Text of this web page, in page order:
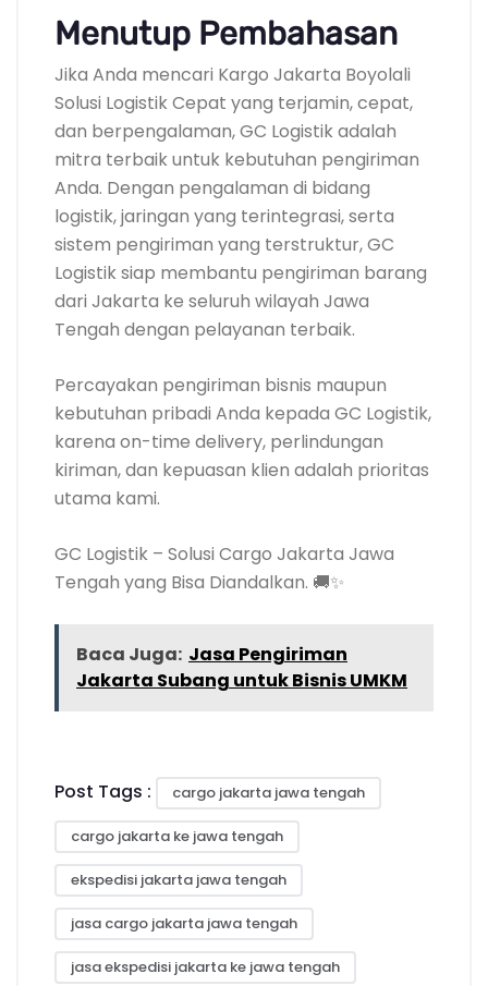
Menutup Pembahasan
Jika Anda mencari Kargo Jakarta Boyolali
Solusi Logistik Cepat yang terjamin, cepat,
dan berpengalaman, GC Logistik adalah
mitra terbaik untuk kebutuhan pengiriman
Anda. Dengan pengalaman di bidang
logistik, jaringan yang terintegrasi, serta
sistem pengiriman yang terstruktur, GC
Logistik siap membantu pengiriman barang
dari Jakarta ke seluruh wilayah Jawa
Tengah dengan pelayanan terbaik.
Percayakan pengiriman bisnis maupun
kebutuhan pribadi Anda kepada GC Logistik,
karena on-time delivery, perlindungan
kiriman, dan kepuasan klien adalah prioritas
utama kami.
GC Logistik – Solusi Cargo Jakarta Jawa
Tengah yang Bisa Diandalkan. 🚚✨
Baca Juga: Jasa Pengiriman
Jakarta Subang untuk Bisnis UMKM
Post Tags : cargo jakarta jawa tengah
cargo jakarta ke jawa tengah
ekspedisi jakarta jawa tengah
jasa cargo jakarta jawa tengah
jasa ekspedisi jakarta ke jawa tengah